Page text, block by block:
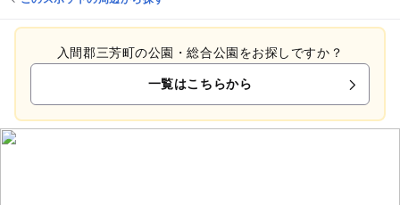
入間郡三芳町の公園・総合公園をお探しですか？
一覧はこちらから